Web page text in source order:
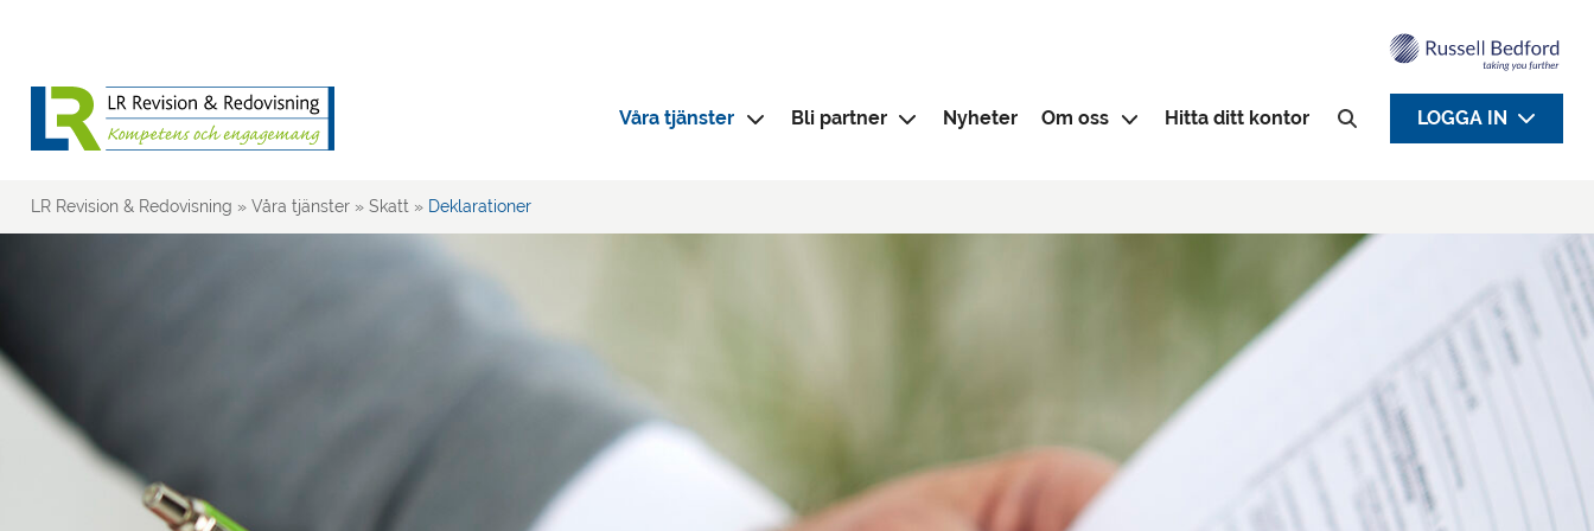
Våra tjänster Bli partner Nyheter Om oss Hitta ditt kontor
Sök efter:
LOGGA IN
LR Revision & Redovisning » Våra tjänster » Skatt » Deklarationer